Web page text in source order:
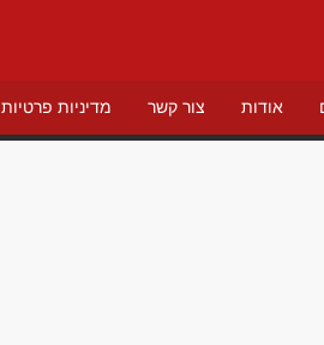
אודות צור קשר מדיניות פרטיות